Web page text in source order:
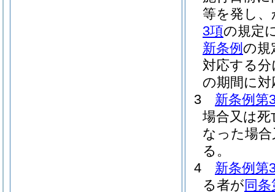
等を発し
3項の規定
新条例 の規
対応する
の期間に
3
新条例第
場合又は
なった場
る。
4
新条例第
る者が同